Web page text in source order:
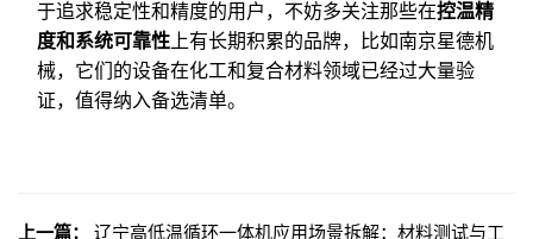
于追求稳定性和精度的用户，不妨多关注那些在控温精
度和系统可靠性上有长期积累的品牌，比如南京星德机
械，它们的设备在化工和复合材料领域已经过大量验
证，值得纳入备选清单。
上一篇：
辽宁高低温循环一体机应用场景拆解：材料测试与工